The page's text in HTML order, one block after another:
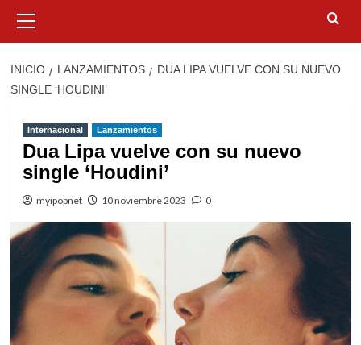
primario
INICIO LANZAMIENTOS
DUA LIPA VUELVE CON SU NUEVO
SINGLE ‘HOUDINI’
Internacional Lanzamientos
Dua Lipa vuelve con su nuevo
single ‘Houdini’
myipopnet 10 noviembre 2023 0